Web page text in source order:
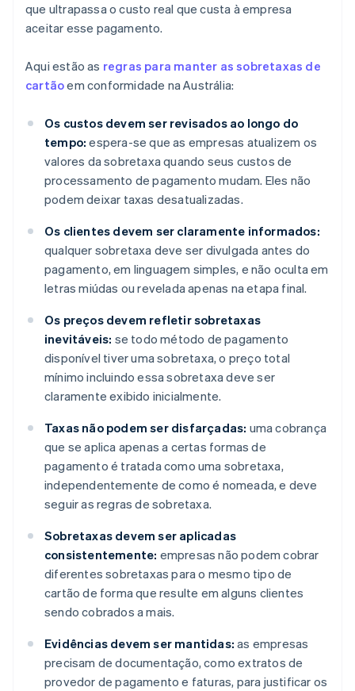
que ultrapassa o custo real que custa à empresa
aceitar esse pagamento.
Aqui estão as regras para manter as sobretaxas de
cartãoem conformidade na Austrália:
Os custos devem ser revisados ao longo do
tempo: espera-se que as empresas atualizem os
valores da sobretaxa quando seus custos de
processamento de pagamento mudam. Eles não
podem deixar taxas desatualizadas.
Os clientes devem ser claramente informados:
qualquer sobretaxa deve ser divulgada antes do
pagamento, em linguagem simples, e não oculta em
letras miúdas ou revelada apenas na etapa final.
Os preços devem refletir sobretaxas
inevitáveis: se todo método de pagamento
disponível tiver uma sobretaxa, o preço total
mínimo incluindo essa sobretaxa deve ser
claramente exibido inicialmente.
Taxas não podem ser disfarçadas: uma cobrança
que se aplica apenas a certas formas de
pagamento é tratada como uma sobretaxa,
independentemente de como é nomeada, e deve
seguir as regras de sobretaxa.
Sobretaxas devem ser aplicadas
consistentemente: empresas não podem cobrar
diferentes sobretaxas para o mesmo tipo de
cartão de forma que resulte em alguns clientes
sendo cobrados a mais.
Evidências devem ser mantidas: as empresas
precisam de documentação, como extratos de
provedor de pagamento e faturas, para justificar os